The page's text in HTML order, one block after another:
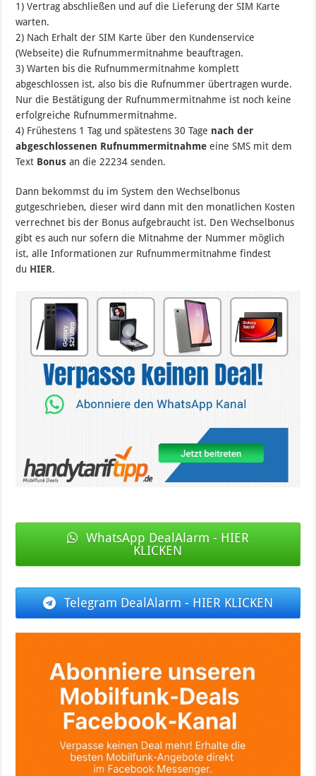
1) Vertrag abschließen und auf die Lieferung der SIM Karte
warten.
2) Nach Erhalt der SIM Karte über den Kundenservice
(Webseite) die Rufnummermitnahme beauftragen.
3) Warten bis die Rufnummermitnahme komplett
abgeschlossen ist, also bis die Rufnummer übertragen wurde.
Nur die Bestätigung der Rufnummermitnahme ist noch keine
erfolgreiche Rufnummermitnahme.
4) Frühestens 1 Tag und spätestens 30 Tage nach der
abgeschlossenen Rufnummermitnahme eine SMS mit dem
Text Bonus an die 22234 senden.
Dann bekommst du im System den Wechselbonus
gutgeschrieben, dieser wird dann mit den monatlichen Kosten
verrechnet bis der Bonus aufgebraucht ist. Den Wechselbonus
gibt es auch nur sofern die Mitnahme der Nummer möglich
ist, alle Informationen zur Rufnummermitnahme findest
du HIER.
WhatsApp DealAlarm - HIER
KLICKEN
Telegram DealAlarm - HIER KLICKEN